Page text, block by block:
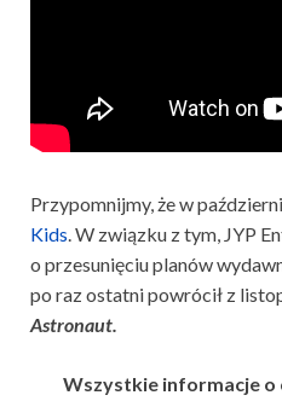
Przypomnijmy, że w
Kids. W związku z tym, JYP
o przesunięciu planów
po raz ostatni powrócił z
Astronaut.
Wszystkie informacje o